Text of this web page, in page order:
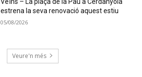
estrena la seva renovació aquest estiu
05/08/2026
Veure'n més